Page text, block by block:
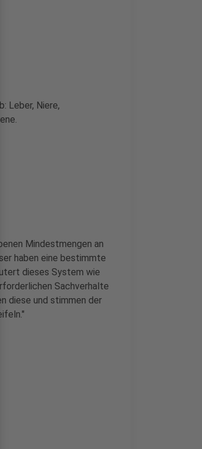
Leber, Niere,
Mindestmengen an
haben eine bestimmte
dieses System wie
Sachverhalte
diese und stimmen der